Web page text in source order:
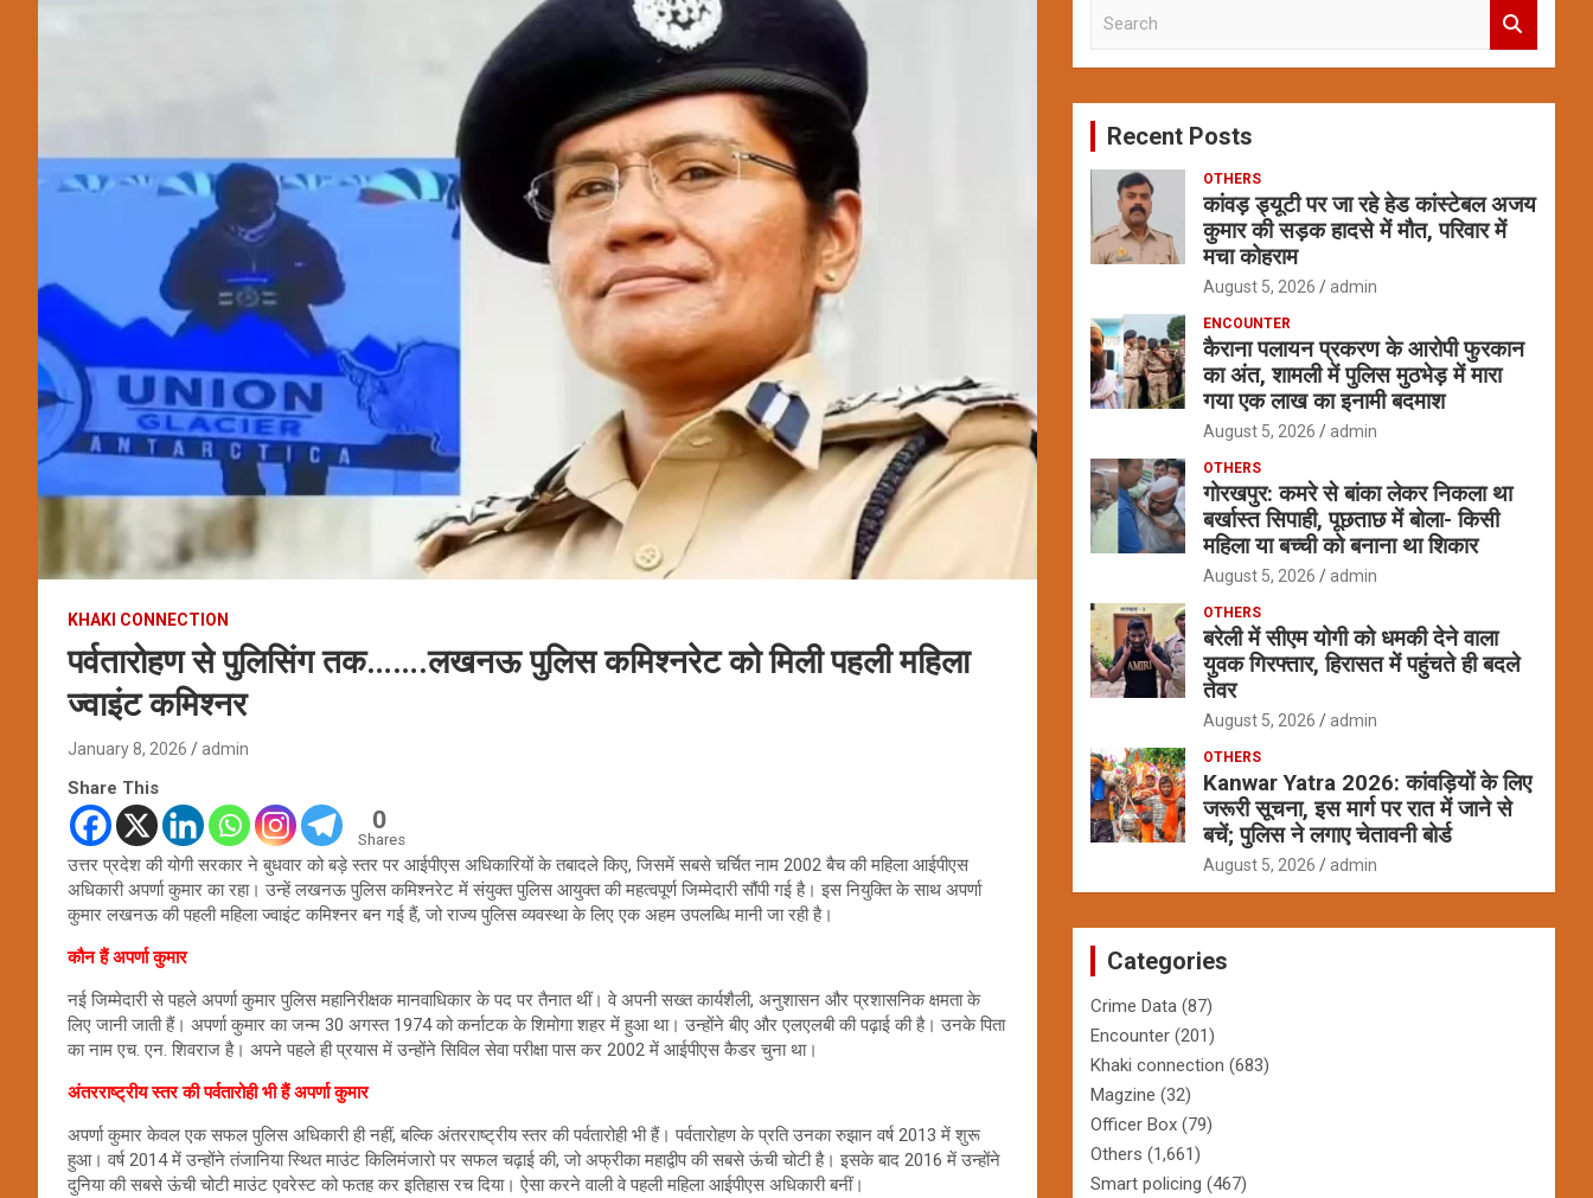
KHAKI CONNECTION
पर्वतारोहण से पुलिसिंग तक…….लखनऊ पुलिस कमिश्नरेट को मिली पहली महिला
ज्वाइंट कमिश्नर
January 8, 2026 admin
Share This
0
Shares
उत्तर प्रदेश की योगी सरकार ने बुधवार को बड़े स्तर पर आईपीएस अधिकारियों के तबादले किए, जिसमें सबसे चर्चित नाम 2002 बैच की महिला आईपीएस
अधिकारी अपर्णा कुमार का रहा। उन्हें लखनऊ पुलिस कमिश्नरेट में संयुक्त पुलिस आयुक्त की महत्वपूर्ण जिम्मेदारी सौंपी गई है। इस नियुक्ति के साथ अपर्णा
कुमार लखनऊ की पहली महिला ज्वाइंट कमिश्नर बन गई हैं, जो राज्य पुलिस व्यवस्था के लिए एक अहम उपलब्धि मानी जा रही है।
कौन हैं अपर्णा कुमार
नई जिम्मेदारी से पहले अपर्णा कुमार पुलिस महानिरीक्षक मानवाधिकार के पद पर तैनात थीं। वे अपनी सख्त कार्यशैली, अनुशासन और प्रशासनिक क्षमता के
लिए जानी जाती हैं। अपर्णा कुमार का जन्म 30 अगस्त 1974 को कर्नाटक के शिमोगा शहर में हुआ था। उन्होंने बीए और एलएलबी की पढ़ाई की है। उनके पिता
का नाम एच. एन. शिवराज है। अपने पहले ही प्रयास में उन्होंने सिविल सेवा परीक्षा पास कर 2002 में आईपीएस कैडर चुना था।
अंतरराष्ट्रीय स्तर की पर्वतारोही भी हैं अपर्णा कुमार
अपर्णा कुमार केवल एक सफल पुलिस अधिकारी ही नहीं, बल्कि अंतरराष्ट्रीय स्तर की पर्वतारोही भी हैं। पर्वतारोहण के प्रति उनका रुझान वर्ष 2013 में शुरू
हुआ। वर्ष 2014 में उन्होंने तंजानिया स्थित माउंट किलिमंजारो पर सफल चढ़ाई की, जो अफ्रीका महाद्वीप की सबसे ऊंची चोटी है। इसके बाद 2016 में उन्होंने
दुनिया की सबसे ऊंची चोटी माउंट एवरेस्ट को फतह कर इतिहास रच दिया। ऐसा करने वाली वे पहली महिला आईपीएस अधिकारी बनीं।
c
Recent Posts
OTHERS
कांवड़ ड्यूटी पर जा रहे हेड कांस्टेबल अजय
कुमार की सड़क हादसे में मौत, परिवार में
मचा कोहराम
August 5, 2026 admin
ENCOUNTER
कैराना पलायन प्रकरण के आरोपी फुरकान
का अंत, शामली में पुलिस मुठभेड़ में मारा
गया एक लाख का इनामी बदमाश
August 5, 2026 admin
OTHERS
गोरखपुर: कमरे से बांका लेकर निकला था
बर्खास्त सिपाही, पूछताछ में बोला- किसी
महिला या बच्ची को बनाना था शिकार
August 5, 2026 admin
OTHERS
बरेली में सीएम योगी को धमकी देने वाला
युवक गिरफ्तार, हिरासत में पहुंचते ही बदले
तेवर
August 5, 2026 admin
OTHERS
Kanwar Yatra 2026: कांवड़ियों के लिए
जरूरी सूचना, इस मार्ग पर रात में जाने से
बचें; पुलिस ने लगाए चेतावनी बोर्ड
August 5, 2026 admin
Categories
Crime Data (87)
Encounter (201)
Khaki connection (683)
Magzine (32)
Officer Box (79)
Others (1,661)
Smart policing (467)